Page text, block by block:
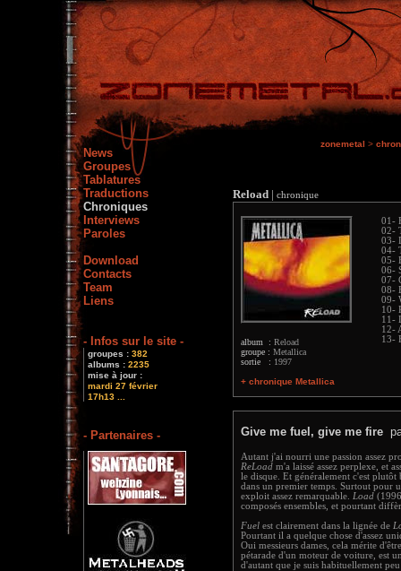
News
Groupes
Tablatures
Traductions
Chroniques
Interviews
Paroles
Download
Contacts
Team
Liens
- Infos sur le site -
groupes : 382
albums : 2235
mise à jour :
mardi 27 février
17h13 ...
- Partenaires -
zonemetal >
Reload | chronique
album : Reload
groupe : Metallica
sortie : 1997
+ chronique Metallica
01-
02-
03-
04-
05-
06-
07-
08-
09-
10-
11-
12-
13-
Give me fuel, give me fire
Autant j'ai nourri une passion assez
ReLoad m'a laissé assez perplexe, et
le disque. Et généralement c'est
dans un premier temps. Surtout pour
exploit assez remarquable. Load
composés ensembles, et pourtant
Fuel est clairement dans la lignée de
Pourtant il a quelque chose d'assez
Oui messieurs dames, cela mérite
pétarade d'un moteur de voiture, est
d'autant que je suis habituellement